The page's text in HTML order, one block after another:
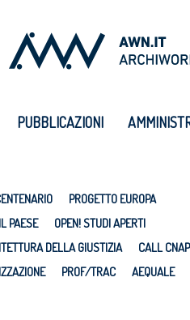
PUBBLICAZIONI
PROGETTO EUROPA
PAESE
OPEN! STUDI APERTI
DELLA GIUSTIZIA
CALL
PROF/TRAC
AEQUALE